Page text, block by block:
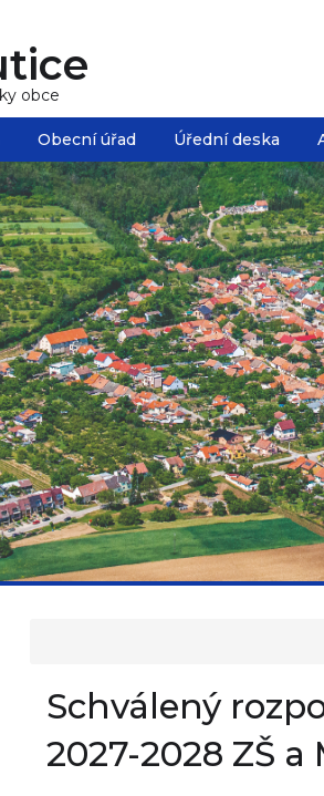
obce
Obecní úřad Úřední deska
Schválený
2027-2028 ZŠ